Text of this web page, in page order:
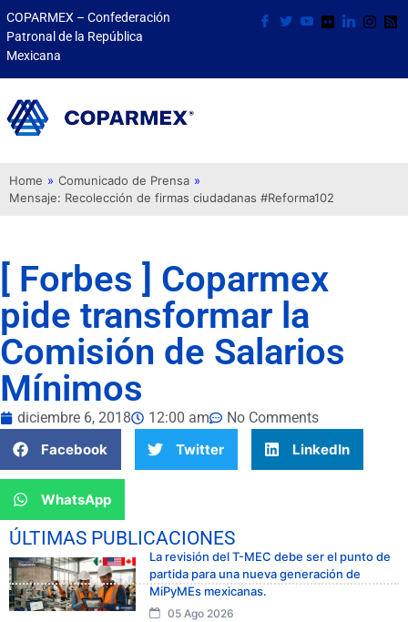
COPARMEX – Confederación
Patronal de la República
Mexicana
Home » Comunicado de Prensa »
Mensaje: Recolección de firmas ciudadanas #Reforma102
[ Forbes ] Coparmex
pide transformar la
Comisión de Salarios
Mínimos
diciembre 6, 2018 12:00 am
No Comments
Facebook
Twitter LinkedIn
WhatsApp
ÚLTIMAS PUBLICACIONES
La revisión del T-MEC debe ser el punto de
partida para una nueva generación de
MiPyMEs mexicanas.
05 Ago 2026